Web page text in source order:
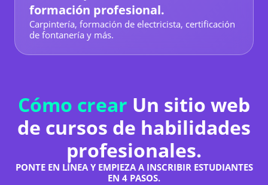
formación profesional.
Carpintería, formación de electricista, certificación
de fontanería y más.
Cómo crear Un sitio web
de cursos de habilidades
profesionales.
PONTE EN LÍNEA Y EMPIEZA A INSCRIBIR ESTUDIANTES
EN 4 PASOS.